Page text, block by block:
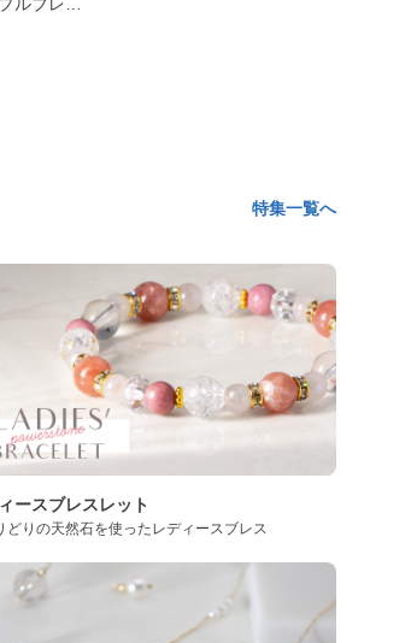
ルブレス
特集一覧へ
ースブレスレット
どりの天然石を使ったレディースブレス